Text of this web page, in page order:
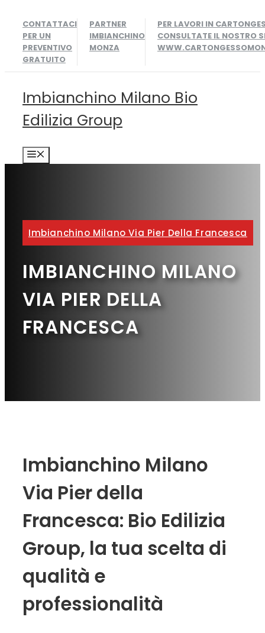
contenuto
CONTATTACI
PER UN
PREVENTIVO
GRATUITO
PARTNER
IMBIANCHINO
MONZA
PER LAVORI IN
CONSULTATE IL NOSTRO
Imbianchino Milano Bio
Edilizia Group
Imbianchino Milano Via Pier Della Francesca
IMBIANCHINO MILANO
VIA PIER DELLA
FRANCESCA
Imbianchino Milano
Via Pier della
Francesca: Bio Edilizia
Group, la tua scelta di
qualità e
professionalità